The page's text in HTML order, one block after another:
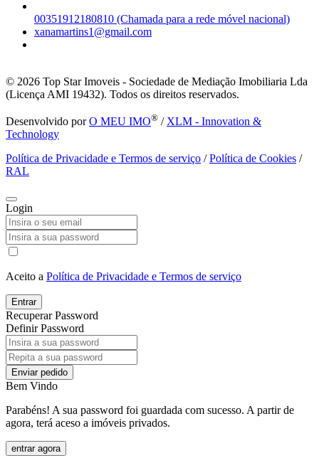
00351912180810 (Chamada para a rede móvel nacional)
xanamartins1@gmail.com
© 2026 Top Star Imoveis - Sociedade de Mediação Imobiliaria Lda
(Licença AMI 19432). Todos os direitos reservados.
Desenvolvido porO MEU IMO® / XLM - Innovation &
Technology
Política de Privacidade e Termos de serviço /Política de Cookies /
RAL
Login
Aceito a Política de Privacidade e Termos de serviço
Entrar
Recuperar Password
Definir Password
Enviar pedido
Bem Vindo
Parabéns! A sua password foi guardada com sucesso. A partir de
agora, terá aceso a imóveis privados.
entrar agora